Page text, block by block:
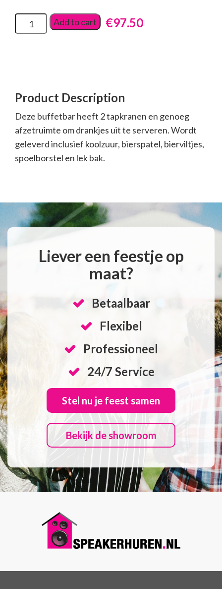
Add to cart €97.50
Product Description
Deze buffetbar heeft 2 tapkranen en genoeg
afzetruimte om drankjes uit te serveren. Wordt
geleverd inclusief koolzuur, bierspatel, bierviltjes,
spoelborstel en lek bak.
Liever een feestje op
maat?
Betaalbaar
Flexibel
Professioneel
24/7 Service
Stel nu je feest samen
Bekijk de showroom